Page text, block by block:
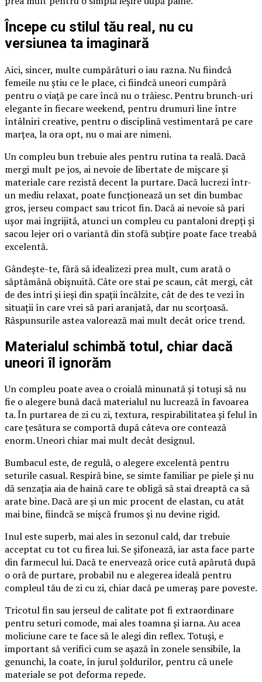
Începe cu stilul tău real, nu cu
versiunea ta imaginară
Aici, sincer, multe cumpărături o iau razna. Nu fiindcă
femeile nu știu ce le place, ci fiindcă uneori cumpără
pentru o viață pe care încă nu o trăiesc. Pentru brunch-uri
elegante în fiecare weekend, pentru drumuri line între
întâlniri creative, pentru o disciplină vestimentară pe care
marțea, la ora opt, nu o mai are nimeni.
Un compleu bun trebuie ales pentru rutina ta reală. Dacă
mergi mult pe jos, ai nevoie de libertate de mișcare și
materiale care rezistă decent la purtare. Dacă lucrezi într-
un mediu relaxat, poate funcționează un set din bumbac
gros, jerseu compact sau tricot fin. Dacă ai nevoie să pari
ușor mai îngrijită, atunci un compleu cu pantaloni drepți și
sacou lejer ori o variantă din stofă subțire poate face treabă
excelentă.
Gândește-te, fără să idealizezi prea mult, cum arată o
săptămână obișnuită. Câte ore stai pe scaun, cât mergi, cât
de des intri și ieși din spații încălzite, cât de des te vezi în
situații în care vrei să pari aranjată, dar nu scorțoasă.
Răspunsurile astea valorează mai mult decât orice trend.
Materialul schimbă totul, chiar dacă
uneori îl ignorăm
Un compleu poate avea o croială minunată și totuși să nu
fie o alegere bună dacă materialul nu lucrează în favoarea
ta. În purtarea de zi cu zi, textura, respirabilitatea și felul în
care țesătura se comportă după câteva ore contează
enorm. Uneori chiar mai mult decât designul.
Bumbacul este, de regulă, o alegere excelentă pentru
seturile casual. Respiră bine, se simte familiar pe piele și nu
dă senzația aia de haină care te obligă să stai dreaptă ca să
arate bine. Dacă are și un mic procent de elastan, cu atât
mai bine, fiindcă se mișcă frumos și nu devine rigid.
Inul este superb, mai ales în sezonul cald, dar trebuie
acceptat cu tot cu firea lui. Se șifonează, iar asta face parte
din farmecul lui. Dacă te enervează orice cută apărută după
o oră de purtare, probabil nu e alegerea ideală pentru
compleul tău de zi cu zi, chiar dacă pe umeraș pare poveste.
Tricotul fin sau jerseul de calitate pot fi extraordinare
pentru seturi comode, mai ales toamna și iarna. Au acea
moliciune care te face să le alegi din reflex. Totuși, e
important să verifici cum se așază în zonele sensibile, la
genunchi, la coate, în jurul șoldurilor, pentru că unele
materiale se pot deforma repede.